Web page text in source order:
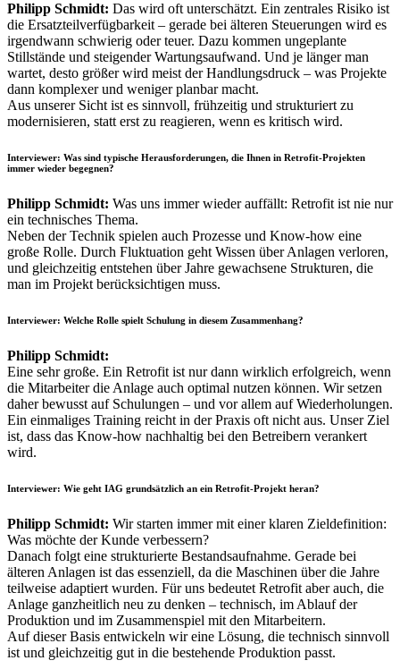
Philipp Schmidt: Das wird oft unterschätzt. Ein zentrales Risiko ist
die Ersatzteilverfügbarkeit – gerade bei älteren Steuerungen wird es
irgendwann schwierig oder teuer. Dazu kommen ungeplante
Stillstände und steigender Wartungsaufwand. Und je länger man
wartet, desto größer wird meist der Handlungsdruck – was Projekte
dann komplexer und weniger planbar macht.
Aus unserer Sicht ist es sinnvoll, frühzeitig und strukturiert zu
modernisieren, statt erst zu reagieren, wenn es kritisch wird.
Interviewer: Was sind typische Herausforderungen, die Ihnen in Retrofit-Projekten
immer wieder begegnen?
Philipp Schmidt: Was uns immer wieder auffällt: Retrofit ist nie nur
ein technisches Thema.
Neben der Technik spielen auch Prozesse und Know-how eine
große Rolle. Durch Fluktuation geht Wissen über Anlagen verloren,
und gleichzeitig entstehen über Jahre gewachsene Strukturen, die
man im Projekt berücksichtigen muss.
Interviewer: Welche Rolle spielt Schulung in diesem Zusammenhang?
Philipp Schmidt:
Eine sehr große. Ein Retrofit ist nur dann wirklich erfolgreich, wenn
die Mitarbeiter die Anlage auch optimal nutzen können. Wir setzen
daher bewusst auf Schulungen – und vor allem auf Wiederholungen.
Ein einmaliges Training reicht in der Praxis oft nicht aus. Unser Ziel
ist, dass das Know-how nachhaltig bei den Betreibern verankert
wird.
Interviewer: Wie geht IAG grundsätzlich an ein Retrofit-Projekt heran?
Philipp Schmidt: Wir starten immer mit einer klaren Zieldefinition:
Was möchte der Kunde verbessern?
Danach folgt eine strukturierte Bestandsaufnahme. Gerade bei
älteren Anlagen ist das essenziell, da die Maschinen über die Jahre
teilweise adaptiert wurden. Für uns bedeutet Retrofit aber auch, die
Anlage ganzheitlich neu zu denken – technisch, im Ablauf der
Produktion und im Zusammenspiel mit den Mitarbeitern.
Auf dieser Basis entwickeln wir eine Lösung, die technisch sinnvoll
ist und gleichzeitig gut in die bestehende Produktion passt.